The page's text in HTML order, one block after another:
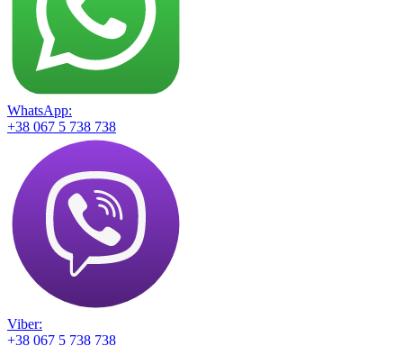
WhatsApp:
+38 067 5 738 738
Viber:
+38 067 5 738 738